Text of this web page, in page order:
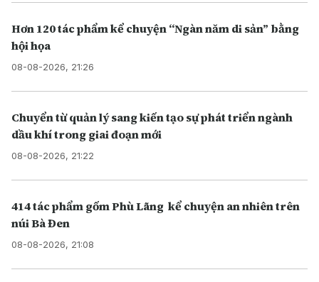
Hơn 120 tác phẩm kể chuyện “Ngàn năm di sản” bằng
hội họa
08-08-2026, 21:26
Chuyển từ quản lý sang kiến tạo sự phát triển ngành
dầu khí trong giai đoạn mới
08-08-2026, 21:22
414 tác phẩm gốm Phù Lãng kể chuyện an nhiên trên
núi Bà Đen
08-08-2026, 21:08